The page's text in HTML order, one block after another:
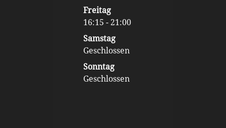
Freitag
16:15 - 21:00
Samstag
Geschlossen
Sonntag
Geschlossen